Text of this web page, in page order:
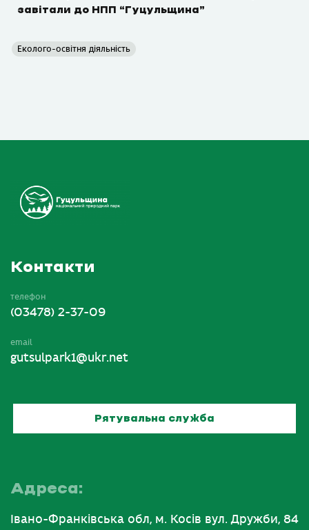
завітали до НПП “Гуцульщина”
Еколого-освітня діяльність
Контакти
телефон
(03478) 2-37-09
email
gutsulpark1@ukr.net
Рятувальна служба
Адреса:
Івано-Франківська обл, м. Косів вул. Дружби, 84